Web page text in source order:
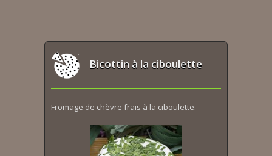
Bicottin à la ciboulette
Fromage de chèvre frais à la ciboulette.